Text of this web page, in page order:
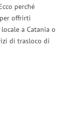
perché
per offrirti
a Catania o
di trasloco di